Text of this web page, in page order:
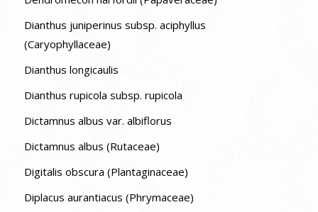
Dianthus juniperinus subsp. aciphyllus
(Caryophyllaceae)
Dianthus longicaulis
Dianthus rupicola subsp. rupicola
Dictamnus albus var. albiflorus
Dictamnus albus (Rutaceae)
Digitalis obscura (Plantaginaceae)
Diplacus aurantiacus (Phrymaceae)